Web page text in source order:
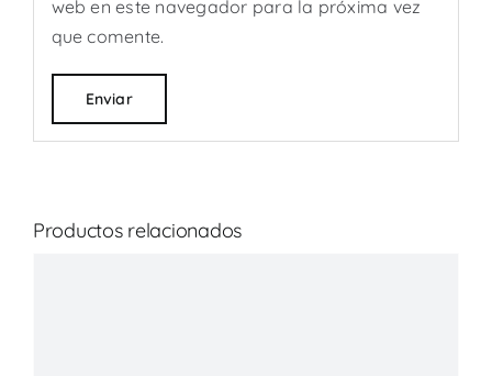
web en este navegador para la próxima vez
que comente.
Productos relacionados